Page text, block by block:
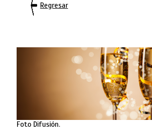
Regresar
Foto Difusión.